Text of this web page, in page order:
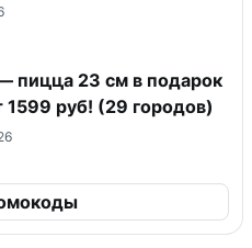
пицца 23 см в подарок
1599 руб! (29 городов)